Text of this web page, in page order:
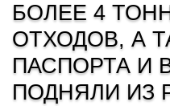
БОЛЕЕ 4
ОТХОДОВ, А
ПАСПОРТА И
ПОДНЯЛИ ИЗ